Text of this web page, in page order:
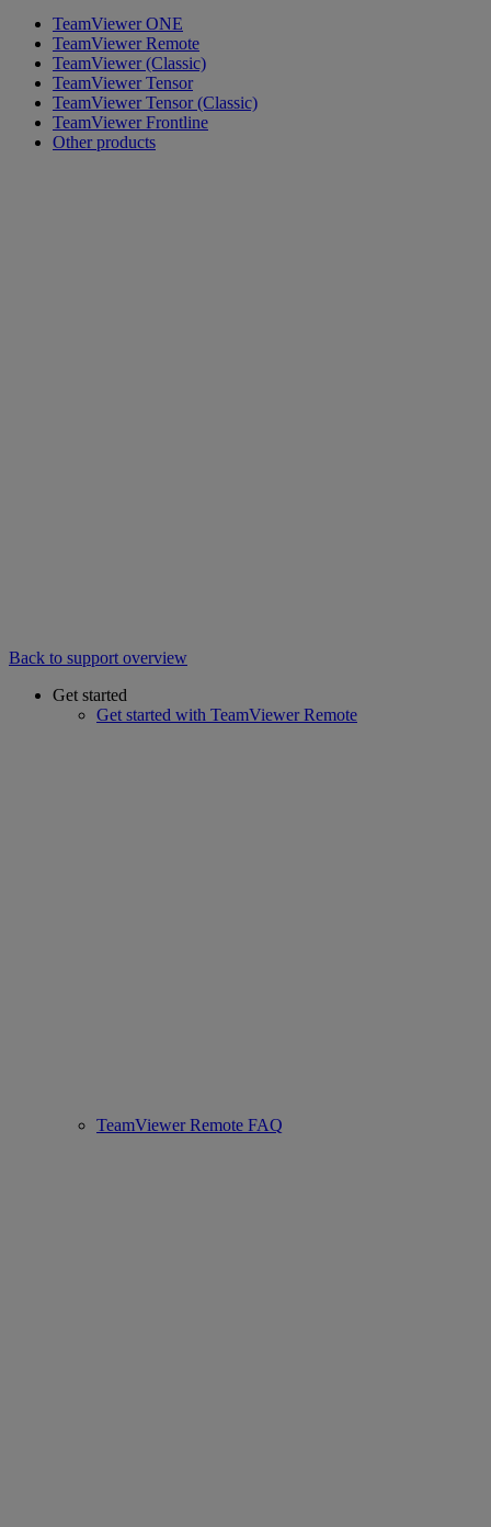
TeamViewer ONE
TeamViewer Remote
TeamViewer (Classic)
TeamViewer Tensor
TeamViewer Tensor (Classic)
TeamViewer Frontline
Other products
Back to support overview
Get started
Get started with TeamViewer Remote
TeamViewer Remote FAQ